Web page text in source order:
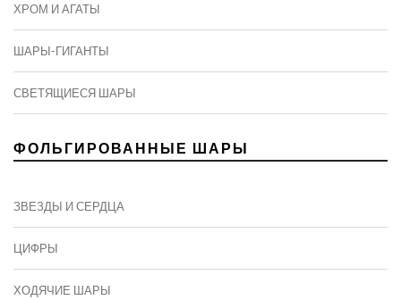
ХРОМ И АГАТЫ
ШАРЫ-ГИГАНТЫ
СВЕТЯЩИЕСЯ ШАРЫ
ФОЛЬГИРОВАННЫЕ ШАРЫ
ЗВЕЗДЫ И СЕРДЦА
ЦИФРЫ
ХОДЯЧИЕ ШАРЫ